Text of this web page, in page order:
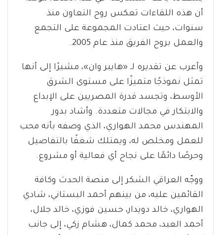
أن هذه اللقاءات تعكس روح التعاون منذ
سنوات، حيث اعتادت المجموعة على التجمع
والعمل بروح الفريق منذ عام 2005.
وأعرب عن تقديره لـ «هايبر وان»، مشيرًا إلى أنها
تمثل نموذجًا متميزًا على مستوى الشرق
الأوسط، وتجسد قدرة المصريين على الإبداع
والابتكار في مجالات متعددة. وأشاد بدور
المهندس محمد الهواري، الذي وصفه بأنه محب
للعمل ومخلص له، ويمتلك شغفًا بالتفاصيل
وحرصًا دائمًا على نجاح أي فعالية أو مشروع.
ووجّه العراقي الشكر إلى منصة الحدث وكافة
القائمين عليه، من بينهم أحمد البستاني، شادي
الهواري، خالد دويدار، حسين فوزي، خالد جلال،
أحمد العبد، محمد كمال، هشام زكي، إلى جانب